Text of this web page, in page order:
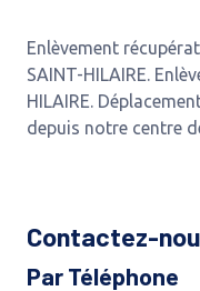
Enlèvement
SAINT-HILAIRE.
HILAIRE.
depuis notre centre
Contactez-
Par Téléphone